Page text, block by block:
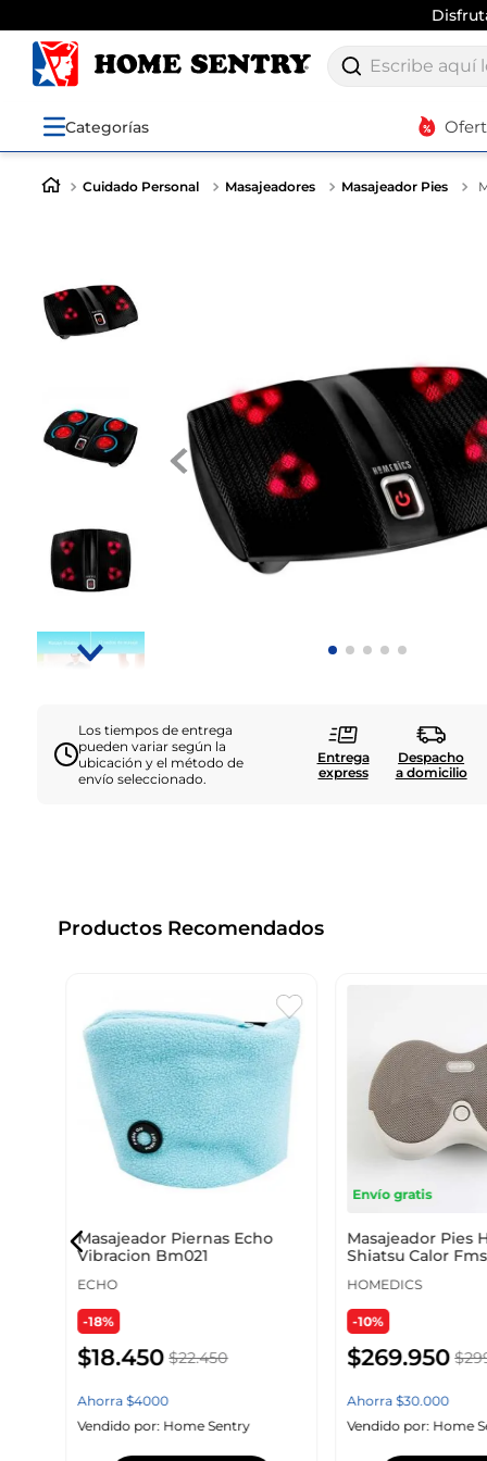
Escribe aquí lo
Categorías
Cuidado Personal Masajeadores Masajeador Pies
Los tiempos de entrega
pueden variar según la
ubicación y el método de
envío seleccionado.
Entrega
express
Despacho
a domicilio
Productos Recomendados
Masajeador Piernas Echo
Vibracion Bm021
ECHO
-18%
$18.450 $22.450
Ahorra$4000
Vendido por: Home Sentry
Envío gratis
Masajeador Pies
Shiatsu Calor
HOMEDICS
-10%
$269.950 $
Ahorra$30.000
Vendido por: Home